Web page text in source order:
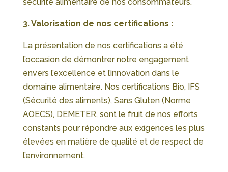
sécurité alimentaire de nos consommateurs.
3. Valorisation de nos certifications :
La présentation de nos certifications a été
l’occasion de démontrer notre engagement
envers l’excellence et l’innovation dans le
domaine alimentaire. Nos certifications Bio, IFS
(Sécurité des aliments), Sans Gluten (Norme
AOECS), DEMETER, sont le fruit de nos efforts
constants pour répondre aux exigences les plus
élevées en matière de qualité et de respect de
l’environnement.